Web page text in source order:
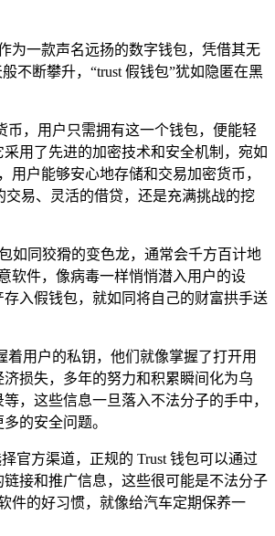
为一款声名远扬的数字钱包，凭借其无
不断攀升，“trust 假钱包”犹如隐匿在黑
币，用户只需拥有这一个钱包，便能轻
用了先进的加密技术和安全机制，宛如
户能够安心地存储和交易加密货币，
易、灵活的借贷，还是充满挑战的挖
如同狡猾的变色龙，通常会千方百计地
软件，像病毒一样悄悄潜入用户的设
入假钱包，就如同将自己的财富拱手送
用户的私钥，他们就像掌握了打开用
损失，多年的努力和积累瞬间化为乌
，这些信息一旦落入不法分子的手中，
的安全问题。
官方渠道，正规的 Trust 钱包可以通过
接和推广信息，这些很可能是不法分子
件的好习惯，就像给汽车定期保养一